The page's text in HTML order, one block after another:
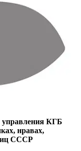
управления КГБ
нравах,
СССР